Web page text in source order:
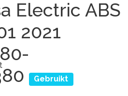
Electric ABS
2021
Gebruikt